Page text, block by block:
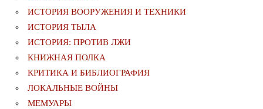
ИСТОРИЯ ВООРУЖЕНИЯ И ТЕХНИКИ
ИСТОРИЯ ТЫЛА
ИСТОРИЯ: ПРОТИВ ЛЖИ
КНИЖНАЯ ПОЛКА
КРИТИКА И БИБЛИОГРАФИЯ
ЛОКАЛЬНЫЕ ВОЙНЫ
МЕМУАРЫ